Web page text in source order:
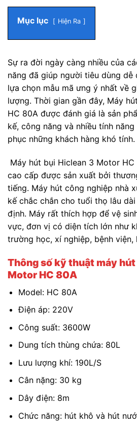
Mục lục Hiện Ra
Sự ra đời ngày càng nhiều của
năng đã giúp người tiêu dùng dễ
lựa chọn mẫu mã ưng ý nhất về
lượng. Thời gian gần đây, Máy
HC 80A được đánh giá là sản
kế, công năng và nhiều tính
phục những khách hàng khó tính.
Máy hút bụi Hiclean 3 Motor
cao cấp được sản xuất bởi
tiếng. Máy hút công nghiệp nhà
kế chắc chắn cho tuổi thọ lâu
định. Máy rất thích hợp để vệ
vực, đơn vị có diện tích lớn như
trường học, xí nghiệp, bệnh viện,
Thông số kỹ thuật máy
Motor HC 80A
Model: HC 80A
Điện áp: 220V
Công suất: 3600W
Dung tích thùng chứa: 80L
Lưu lượng khí: 190L/S
Cân nặng: 30 kg
Dây điện: 8m
Chức năng: hút khô và hút